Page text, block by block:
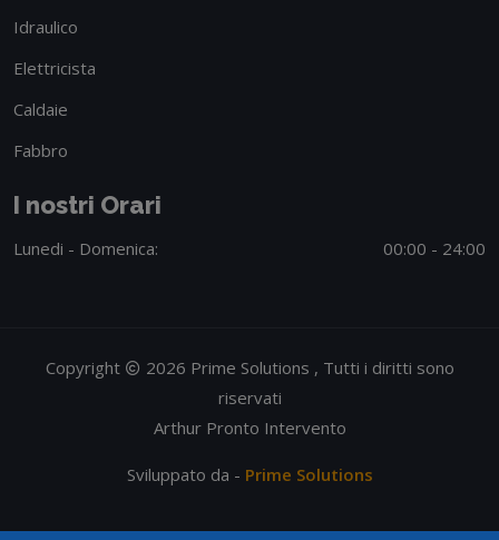
Idraulico
Elettricista
Caldaie
Fabbro
I nostri Orari
Lunedi - Domenica: 00:00 - 24:00
Copyright
2026 Prime Solutions , Tutti i diritti sono
riservati
Arthur Pronto Intervento
Sviluppato da - Prime Solutions